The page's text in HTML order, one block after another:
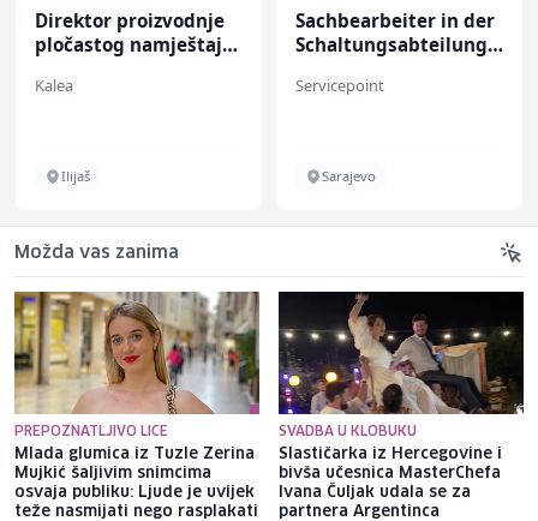
Direktor proizvodnje
pločastog namještaja
Kalea
Ilijaš
Sachbearbeiter in der
Schaltungsabteilung
Servicepoint
Sarajevo
Možda vas zanima
PREPOZNATLJIVO LICE
Mlada glumica iz Tuzle Zerina
Mujkić šaljivim snimcima
osvaja publiku: Ljude je uvijek
teže nasmijati nego rasplakati
SVADBA U KLOBUKU
Slastičarka iz Hercegovine i
bivša učesnica MasterChefa
Ivana Čuljak udala se za
partnera Argentinca